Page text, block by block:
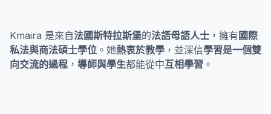
Kmaira 是來自法國斯特拉斯堡的法語母語人士 ，擁有 國際
私法與商法碩士學位 。她熱衷於教學 ，並深信學習是一個雙
向交流的過程 ， 導師與學生都能從中互相學習 。